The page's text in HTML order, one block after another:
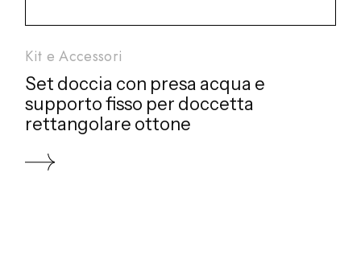
Kit e Accessori
Set doccia con presa acqua e
supporto fisso per doccetta
rettangolare ottone